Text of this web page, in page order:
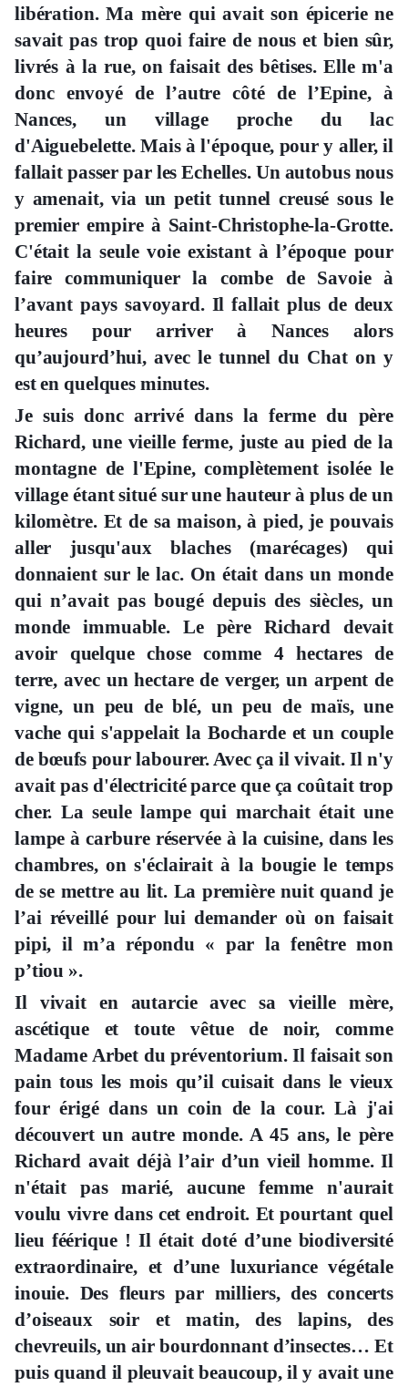
libération. Ma mère qui avait son épicerie ne
savait pas trop quoi faire de nous et bien sûr,
livrés à la rue, on faisait des bêtises. Elle m'a
donc envoyé de l’autre côté de l’Epine, à
Nances, un village proche du lac
d'Aiguebelette. Mais à l'époque, pour y aller, il
fallait passer par les Echelles. Un autobus nous
y amenait, via un petit tunnel creusé sous le
premier empire à Saint-Christophe-la-Grotte.
C'était la seule voie existant à l’époque pour
faire communiquer la combe de Savoie à
l’avant pays savoyard. Il fallait plus de deux
heures pour arriver à Nances alors
qu’aujourd’hui, avec le tunnel du Chat on y
est en quelques minutes.
Je suis donc arrivé dans la ferme du père
Richard, une vieille ferme, juste au pied de la
montagne de l'Epine, complètement isolée le
village étant situé sur une hauteur à plus de un
kilomètre. Et de sa maison, à pied, je pouvais
aller jusqu'aux blaches (marécages) qui
donnaient sur le lac. On était dans un monde
qui n’avait pas bougé depuis des siècles, un
monde immuable. Le père Richard devait
avoir quelque chose comme 4 hectares de
terre, avec un hectare de verger, un arpent de
vigne, un peu de blé, un peu de maïs, une
vache qui s'appelait la Bocharde et un couple
de bœufs pour labourer. Avec ça il vivait. Il n'y
avait pas d'électricité parce que ça coûtait trop
cher. La seule lampe qui marchait était une
lampe à carbure réservée à la cuisine, dans les
chambres, on s'éclairait à la bougie le temps
de se mettre au lit. La première nuit quand je
l’ai réveillé pour lui demander où on faisait
pipi, il m’a répondu « par la fenêtre mon
p’tiou ».
Il vivait en autarcie avec sa vieille mère,
ascétique et toute vêtue de noir, comme
Madame Arbet du préventorium. Il faisait son
pain tous les mois qu’il cuisait dans le vieux
four érigé dans un coin de la cour. Là j'ai
découvert un autre monde. A 45 ans, le père
Richard avait déjà l’air d’un vieil homme. Il
n'était pas marié, aucune femme n'aurait
voulu vivre dans cet endroit. Et pourtant quel
lieu féérique ! Il était doté d’une biodiversité
extraordinaire, et d’une luxuriance végétale
inouie. Des fleurs par milliers, des concerts
d’oiseaux soir et matin, des lapins, des
chevreuils, un air bourdonnant d’insectes… Et
puis quand il pleuvait beaucoup, il y avait une